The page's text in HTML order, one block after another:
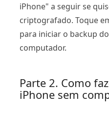
iPhone" a seguir se
criptografado. Toque
para iniciar o backup
computador.
Parte 2. Como
iPhone sem